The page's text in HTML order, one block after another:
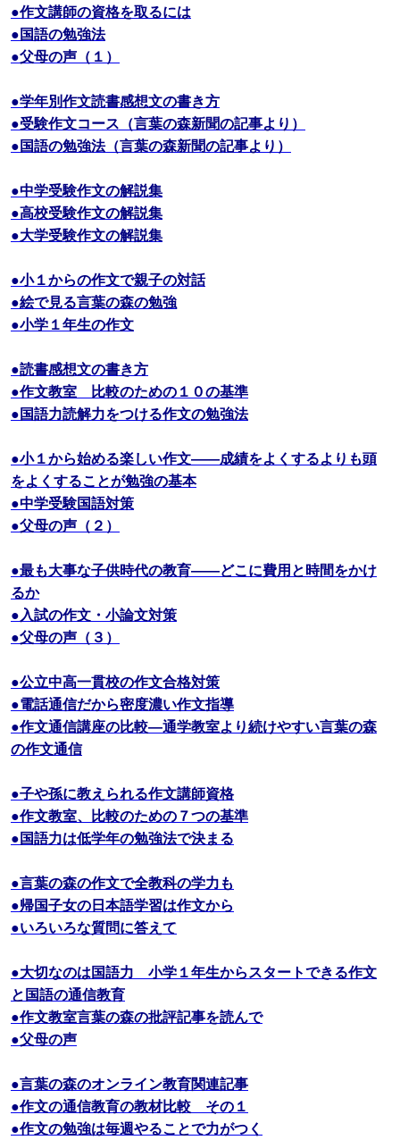
●作文講師の資格を取るには
●国語の勉強法
●父母の声（１）
●学年別作文読書感想文の書き方
●受験作文コース（言葉の森新聞の記事より）
●国語の勉強法（言葉の森新聞の記事より）
●中学受験作文の解説集
●高校受験作文の解説集
●大学受験作文の解説集
●小１からの作文で親子の対話
●絵で見る言葉の森の勉強
●小学１年生の作文
●読書感想文の書き方
●作文教室 比較のための１０の基準
●国語力読解力をつける作文の勉強法
●小１から始める楽しい作文――成績をよくするよりも頭
をよくすることが勉強の基本
●中学受験国語対策
●父母の声（２）
●最も大事な子供時代の教育――どこに費用と時間をかけ
るか
●入試の作文・小論文対策
●父母の声（３）
●公立中高一貫校の作文合格対策
●電話通信だから密度濃い作文指導
●作文通信講座の比較―通学教室より続けやすい言葉の森
の作文通信
●子や孫に教えられる作文講師資格
●作文教室、比較のための７つの基準
●国語力は低学年の勉強法で決まる
●言葉の森の作文で全教科の学力も
●帰国子女の日本語学習は作文から
●いろいろな質問に答えて
●大切なのは国語力 小学１年生からスタートできる作文
と国語の通信教育
●作文教室言葉の森の批評記事を読んで
●父母の声
●言葉の森のオンライン教育関連記事
●作文の通信教育の教材比較 その１
●作文の勉強は毎週やることで力がつく